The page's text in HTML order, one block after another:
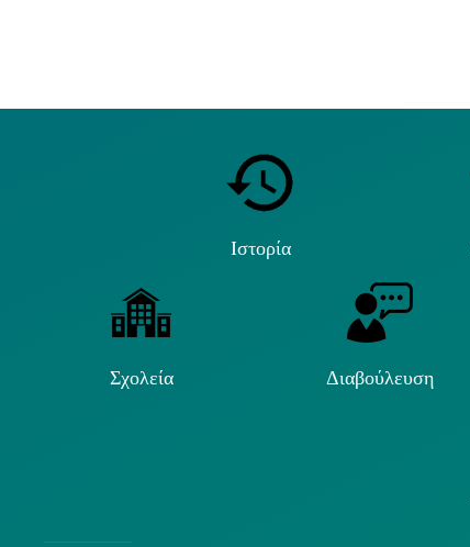
Ιστορία
Σχολεία Διαβούλευση